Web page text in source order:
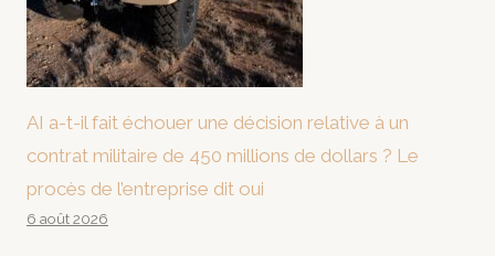
AI a-t-il fait échouer une décision relative à un
contrat militaire de 450 millions de dollars ? Le
procès de l’entreprise dit oui
6 août 2026